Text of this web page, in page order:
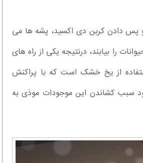
پس دادن کربن دی اکسید، پشه ها می
را بیابند، درنتیجه یکی از راه های
از یخ خشک است که با پراکنش
سبب کشاندن این موجودات موذی به